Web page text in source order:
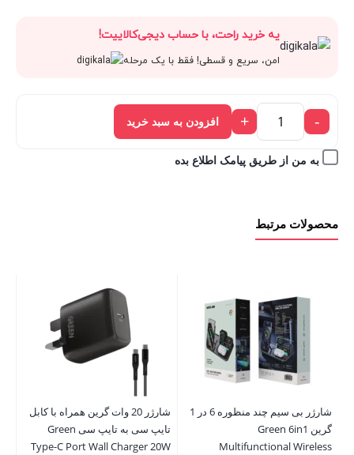
بود.
فعلی:
اصلی:
520,000 تومان
بود.
یه خرید راحت، با حساب دیجی‌کالاییت!
امن، سریع و قسطی! فقط با یک مرحله
-
+ افزودن به سبد خرید
به من از طریق پیامک اطلاع بده
محصولات مرتبط
شارژر بی سیم چند منظوره 6 در 1
گرین Green 6in1
Multifunctional Wireless
شارژر 20 وات گرین همراه با کابل
تایپ سی به تایپ سی Green
Type-C Port Wall Charger 20W